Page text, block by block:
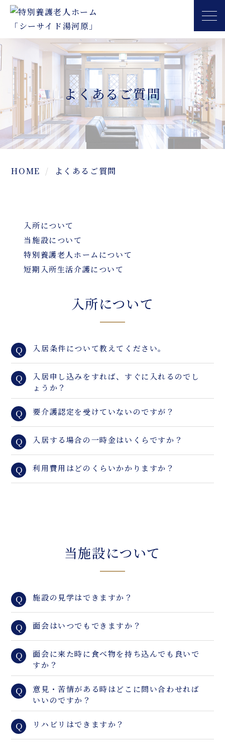
よくあるご質問
HOME よくあるご質問
入所について
当施設について
特別養護老人ホームについて
短期入所生活介護について
入所について
Q 入居条件について教えてください。
Q
入居申し込みをすれば、すぐに入れるのでし
ょうか？
Q 要介護認定を受けていないのですが？
Q 入居する場合の一時金はいくらですか？
Q 利用費用はどのくらいかかりますか？
当施設について
Q 施設の見学はできますか？
Q 面会はいつでもできますか？
Q
面会に来た時に食べ物を持ち込んでも良いで
すか？
Q
意見・苦情がある時はどこに問い合わせれば
いいのですか？
Q リハビリはできますか？